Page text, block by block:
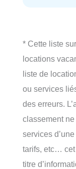
* Cette liste
locations
liste de
ou services
des erreurs.
classement
services
tarifs, etc… cet
titre